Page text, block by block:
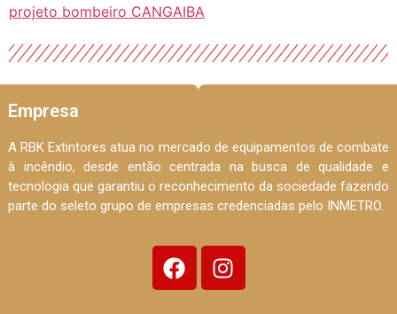
projeto bombeiro CANGAIBA
Empresa
A RBK Extintores atua no mercado de equipamentos de combate
à incêndio, desde então centrada na busca de qualidade e
tecnologia que garantiu o reconhecimento da sociedade fazendo
parte do seleto grupo de empresas credenciadas pelo INMETRO.